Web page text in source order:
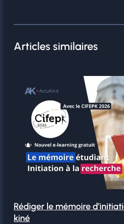
Articles similaires
Rédiger le mémoire
kiné